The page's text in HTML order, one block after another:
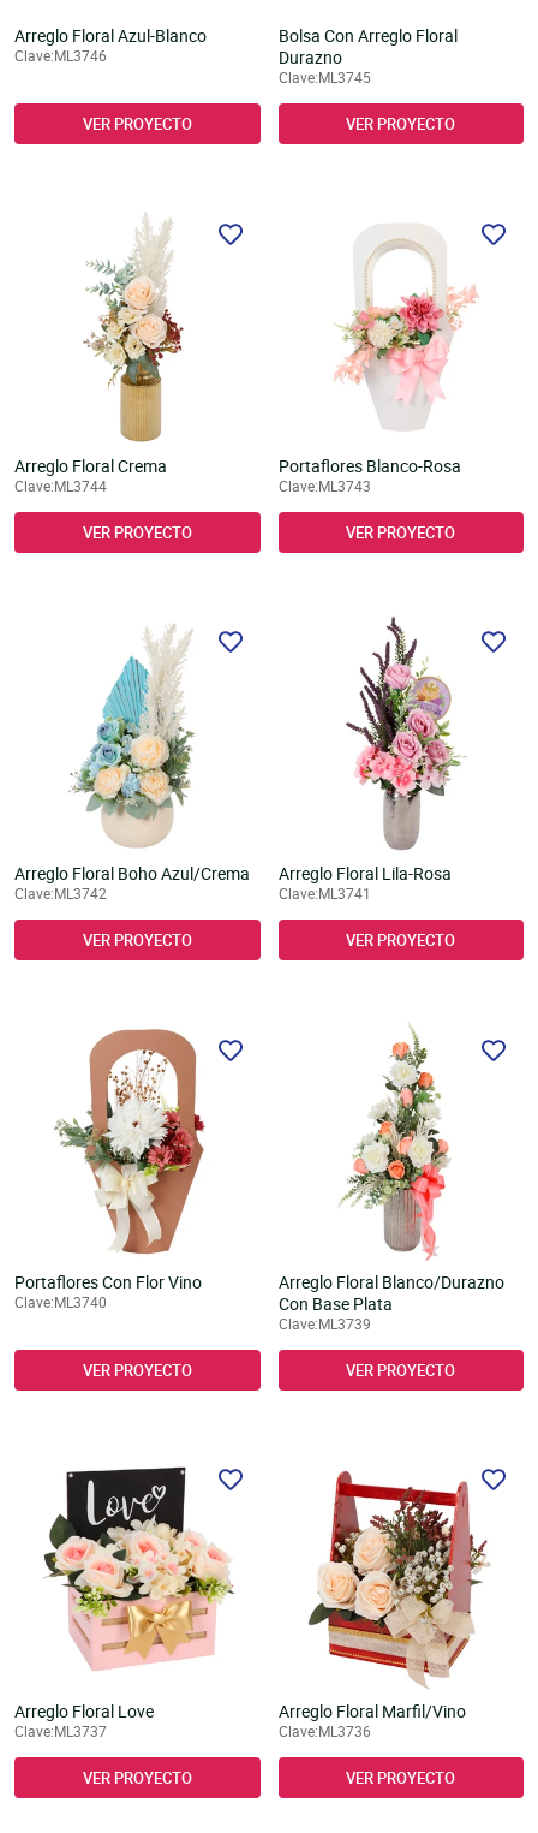
Arreglo Floral Azul-Blanco
Clave:ML3746
VER PROYECTO
Bolsa Con Arreglo Floral
Durazno
Clave:ML3745
VER PROYECTO
Arreglo Floral Crema
Clave:ML3744
VER PROYECTO
Portaflores Blanco-Rosa
Clave:ML3743
VER PROYECTO
Arreglo Floral Boho Azul/Crema
Clave:ML3742
VER PROYECTO
Arreglo Floral Lila-Rosa
Clave:ML3741
VER PROYECTO
Portaflores Con Flor Vino
Clave:ML3740
VER PROYECTO
Arreglo Floral Blanco/Durazno
Con Base Plata
Clave:ML3739
VER PROYECTO
Arreglo Floral Love
Clave:ML3737
VER PROYECTO
Arreglo Floral Marfil/Vino
Clave:ML3736
VER PROYECTO